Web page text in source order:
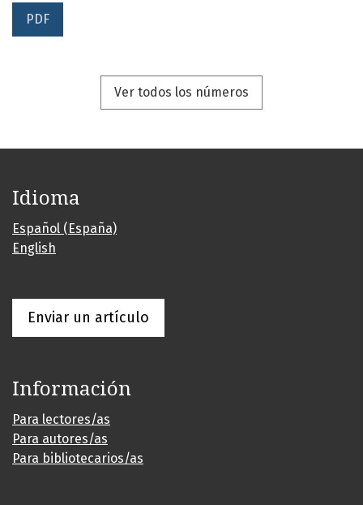
PDF
Ver todos los números
Idioma
Español (España)
English
Enviar un artículo
Información
Para lectores/as
Para autores/as
Para bibliotecarios/as